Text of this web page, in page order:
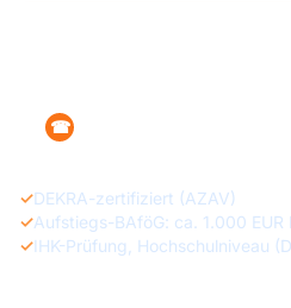
☎
✓DEKRA-zertifiziert (AZAV)
✓Aufstiegs-BAföG: ca. 1.000 EUR
✓IHK-Prüfung, Hochschulniveau